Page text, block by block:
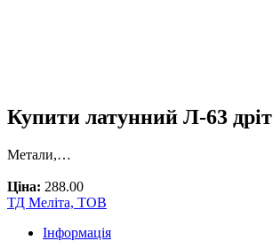
Купити латунний Л-63 дріт
Метали,…
Ціна: 288.00
ТД Меліта, ТОВ
Інформація